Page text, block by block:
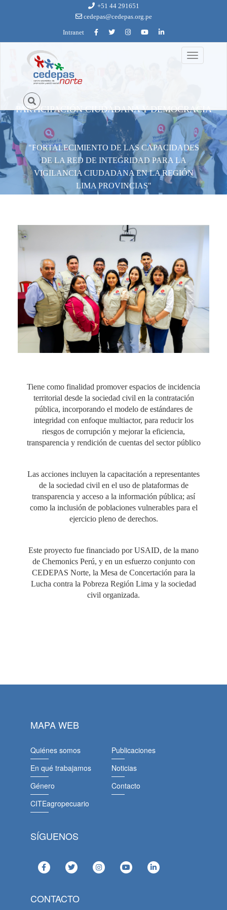
+51 44 291651
cedepas@cedepas.org.pe
Intranet
Toggle
navigation
red_de_integridad_lima1.jpg
PARTICIPACIÓN CIUDADANA Y DEMOCRACIA
"FORTALECIMIENTO DE LAS CAPACIDADES
DE LA RED DE INTEGRIDAD PARA LA
VIGILANCIA CIUDADANA EN LA REGIÓN
LIMA PROVINCIAS"
img_0362.jpg
Tiene como finalidad promover espacios de incidencia
territorial desde la sociedad civil en la contratación
pública, incorporando el modelo de estándares de
integridad con enfoque multiactor, para reducir los
riesgos de corrupción y mejorar la eficiencia,
transparencia y rendición de cuentas del sector público
Las acciones incluyen la capacitación a representantes
de la sociedad civil en el uso de plataformas de
transparencia y acceso a la información pública; así
como la inclusión de poblaciones vulnerables para el
ejercicio pleno de derechos.
Este proyecto fue financiado por USAID, de la mano
de Chemonics Perú, y en un esfuerzo conjunto con
CEDEPAS Norte, la Mesa de Concertación para la
Lucha contra la Pobreza Región Lima y la sociedad
civil organizada.
MAPA WEB
Quiénes somos
En qué trabajamos
Género
CITEagropecuario
Publicaciones
Noticias
Contacto
SÍGUENOS
CONTACTO